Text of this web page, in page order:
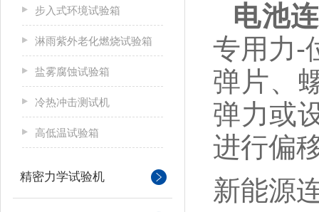
步入式环境试验箱
淋雨紫外老化燃烧试验箱
盐雾腐蚀试验箱
冷热冲击测试机
高低温试验箱
精密力学试验机
电池
专用力-
弹片、
弹力或
进行偏
新能源